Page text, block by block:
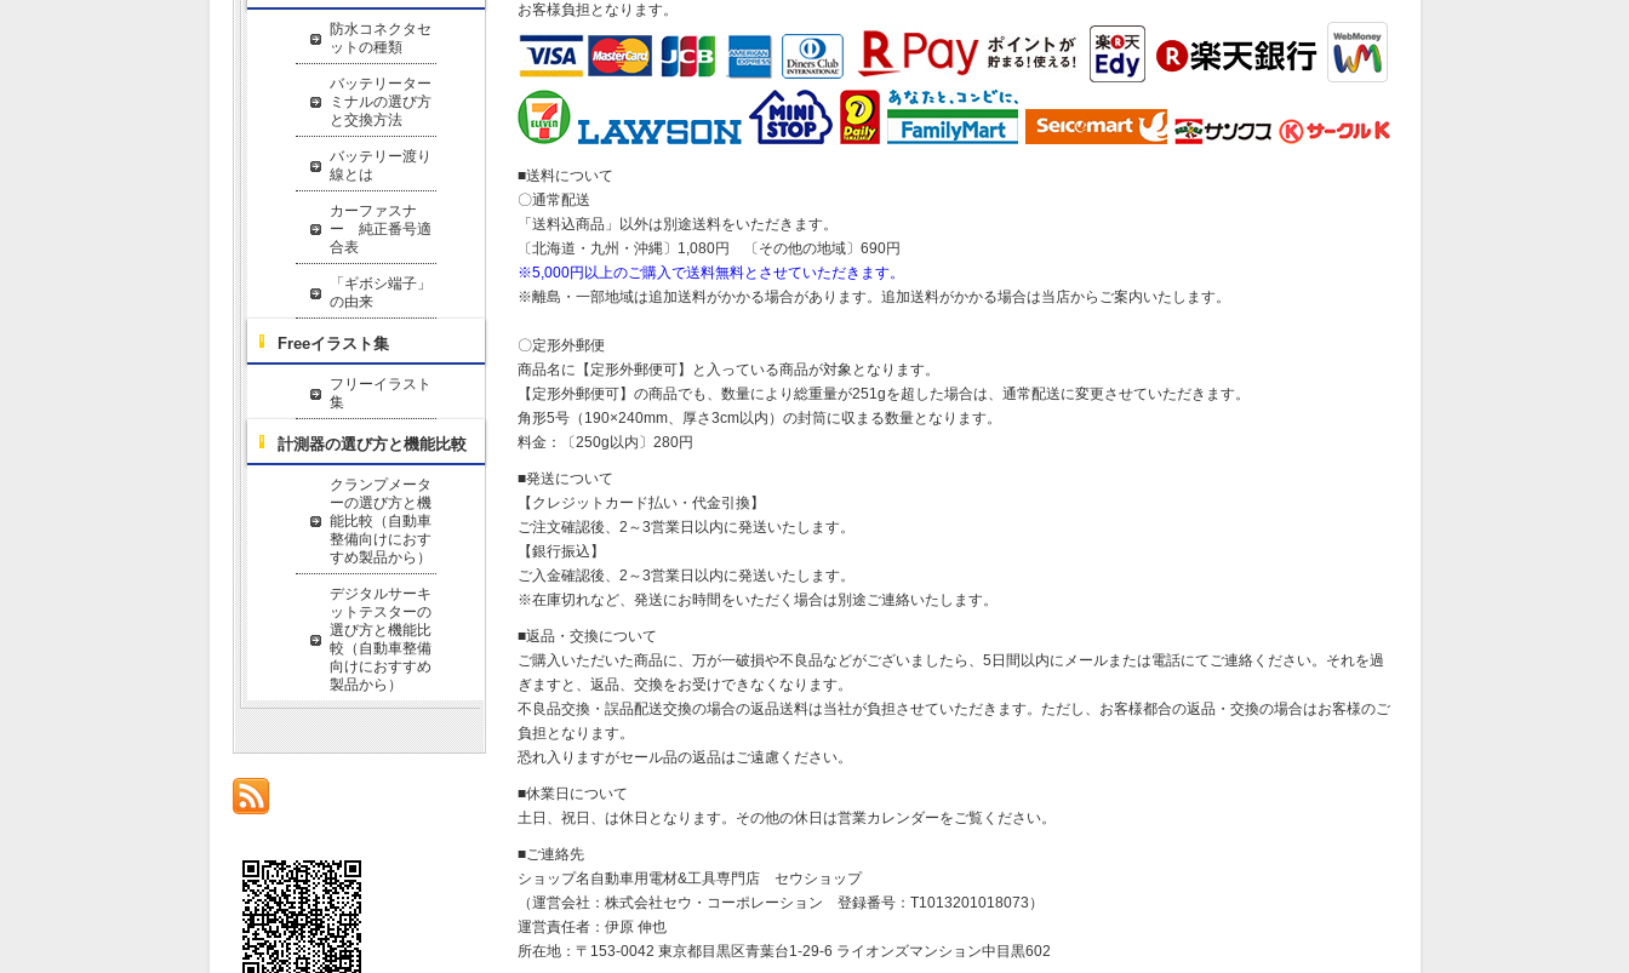
お客様負担となります。
■送料について
〇通常配送
「送料込商品」以外は別途送料をいただきます。
〔北海道・九州・沖縄〕1,080円 〔その他の地域〕690円
※5,000円以上のご購入で送料無料とさせていただきます。
※離島・一部地域は追加送料がかかる場合があります。追加送料がかかる場合は当店からご案内いたします。
〇定形外郵便
商品名に【定形外郵便可】と入っている商品が対象となります。
【定形外郵便可】の商品でも、数量により総重量が251gを超した場合は、通常配送に変更させていただきます。
角形5号（190×240mm、厚さ3cm以内）の封筒に収まる数量となります。
料金：〔250g以内〕280円
■発送について
【クレジットカード払い・代金引換】
ご注文確認後、2～3営業日以内に発送いたします。
【銀行振込】
ご入金確認後、2～3営業日以内に発送いたします。
※在庫切れなど、発送にお時間をいただく場合は別途ご連絡いたします。
■返品・交換について
ご購入いただいた商品に、万が一破損や不良品などがございましたら、5日間以内にメールまたは電話にてご連絡ください。それを過
ぎますと、返品、交換をお受けできなくなります。
不良品交換・誤品配送交換の場合の返品送料は当社が負担させていただきます。ただし、お客様都合の返品・交換の場合はお客様のご
負担となります。
恐れ入りますがセール品の返品はご遠慮ください。
■休業日について
土日、祝日、は休日となります。その他の休日は営業カレンダーをご覧ください。
■ご連絡先
ショップ名自動車用電材&工具専門店 セウショップ
（運営会社：株式会社セウ・コーポレーション 登録番号：T1013201018073）
運営責任者：伊原 伸也
所在地：〒153-0042 東京都目黒区青葉台1-29-6 ライオンズマンション中目黒602
防水コネクタセ
ットの種類
バッテリーター
ミナルの選び方
と交換方法
バッテリー渡り
線とは
カーファスナ
ー 純正番号適
合表
「ギボシ端子」
の由来
Freeイラスト集
フリーイラスト
集
計測器の選び方と機能比較
クランプメータ
ーの選び方と機
能比較（自動車
整備向けにおす
すめ製品から）
デジタルサーキ
ットテスターの
選び方と機能比
較（自動車整備
向けにおすすめ
製品から）